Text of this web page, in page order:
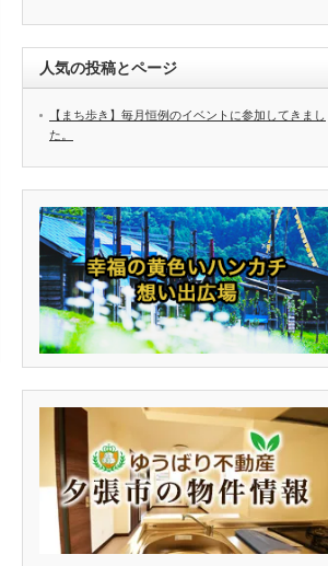
人気の投稿とページ
【まち歩き】毎月恒例のイベントに参加してきまし
た。